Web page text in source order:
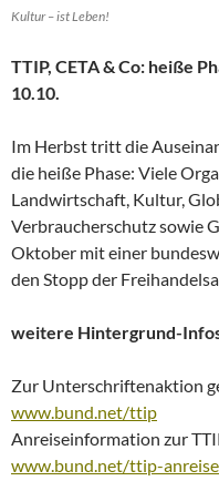
Kultur – ist Leben!
TTIP, CETA & Co: heiße
10.10.
Im Herbst tritt die
die heiße Phase: Viele
Landwirtschaft, Kultur,
Verbraucherschutz sowie
Oktober mit einer
den Stopp der
weitere Hintergrund-
Zur Unterschriftenaktion
www.bund.net/ttip
Anreiseinformation zur
www.bund.net/ttip-anreise